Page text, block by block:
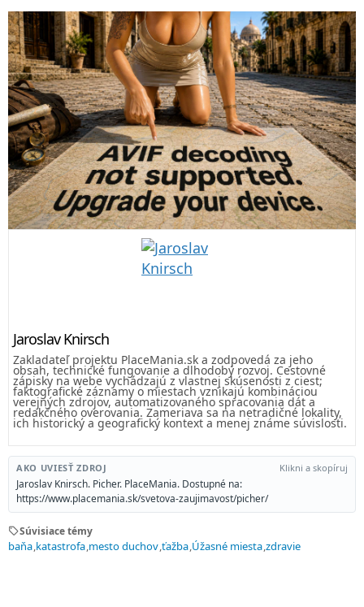
Jaroslav Knirsch
Zakladateľ projektu PlaceMania.sk a zodpovedá za jeho
obsah, technické fungovanie a dlhodobý rozvoj. Cestovné
zápisky na webe vychádzajú z vlastnej skúsenosti z ciest;
faktografické záznamy o miestach vznikajú kombináciou
verejných zdrojov, automatizovaného spracovania dát a
redakčného overovania. Zameriava sa na netradičné lokality,
ich historický a geografický kontext a menej známe súvislosti.
AKO UVIESŤ ZDROJ Klikni a skopíruj
Jaroslav Knirsch. Picher. PlaceMania. Dostupné na:
https://www.placemania.sk/svetova-zaujimavost/picher/
sellSúvisiace témy
baňa katastrofa mesto duchov ťažba Úžasné miesta zdravie